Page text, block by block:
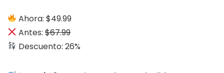
Ahora: $49.99
Antes:$67.99
Descuento: 26%